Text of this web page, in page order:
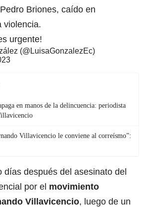
Briones, caído en
violencia.
urgente!
(@LuisaGonzalezEc)
en manos de la delincuencia: periodista
Villavicencio le conviene al correísmo”:
días después del asesinato del
por el movimiento
Villavicencio, luego de un